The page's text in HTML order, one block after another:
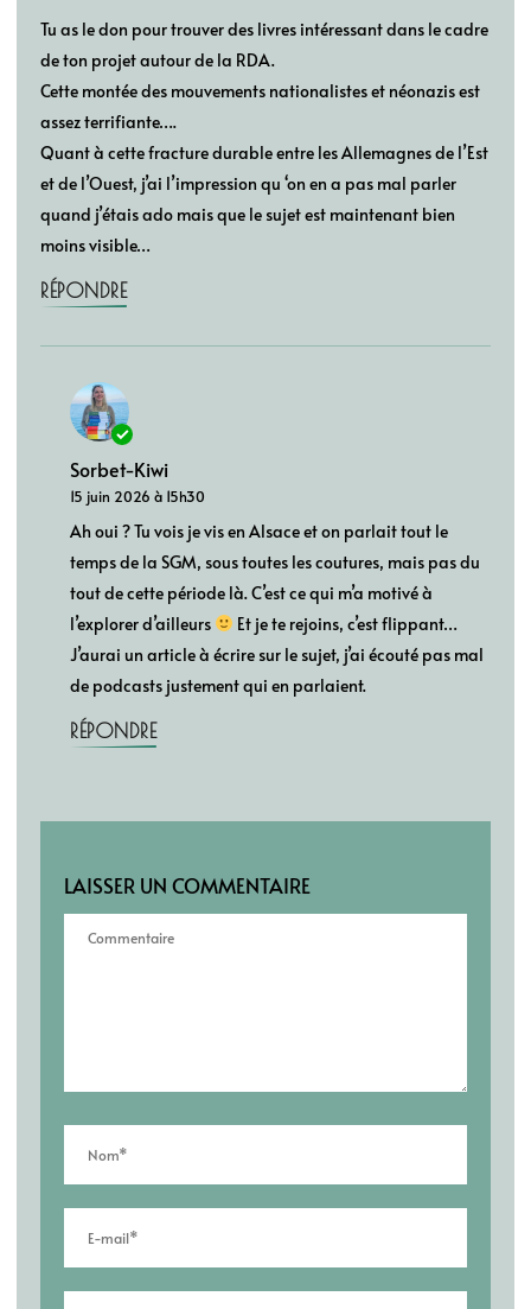
Tu as le don pour trouver des livres intéressant dans le cadre
de ton projet autour de la RDA.
Cette montée des mouvements nationalistes et néonazis est
assez terrifiante….
Quant à cette fracture durable entre les Allemagnes de l’Est
et de l’Ouest, j’ai l’impression qu ‘on en a pas mal parler
quand j’étais ado mais que le sujet est maintenant bien
moins visible…
RÉPONDRE
Sorbet-Kiwi
15 juin 2026 à 15h30
Ah oui ? Tu vois je vis en Alsace et on parlait tout le
temps de la SGM, sous toutes les coutures, mais pas du
tout de cette période là. C’est ce qui m’a motivé à
l’explorer d’ailleurs
Et je te rejoins, c’est flippant…
J’aurai un article à écrire sur le sujet, j’ai écouté pas mal
de podcasts justement qui en parlaient.
RÉPONDRE
LAISSER UN COMMENTAIRE